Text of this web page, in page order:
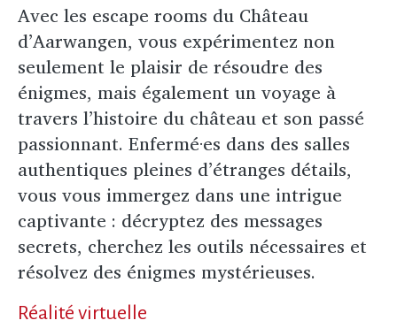
Avec les escape rooms du Château
d’Aarwangen, vous expérimentez non
seulement le plaisir de résoudre des
énigmes, mais également un voyage à
travers l’histoire du château et son passé
passionnant. Enfermé·es dans des salles
authentiques pleines d’étranges détails,
vous vous immergez dans une intrigue
captivante : décryptez des messages
secrets, cherchez les outils nécessaires et
résolvez des énigmes mystérieuses.
Réalité virtuelle